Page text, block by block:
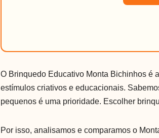
O Brinquedo Educativo Monta Bichinhos é
estímulos criativos e educacionais.
pequenos é uma prioridade. Escolher
Por isso, analisamos e comparamos o